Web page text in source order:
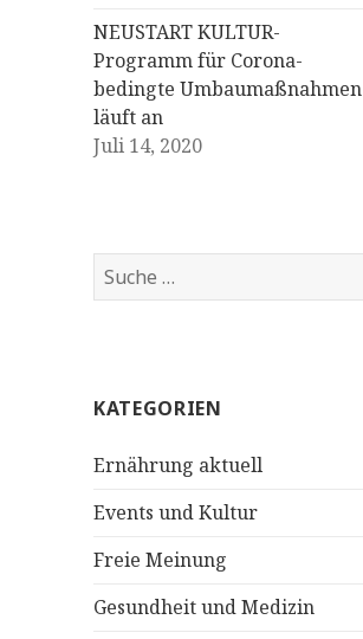
NEUSTART KULTUR-
Programm für Corona-
bedingte Umbaumaßnahmen
läuft an
Juli 14, 2020
S
u
n
c
:
KATEGORIEN
Ernährung aktuell
Events und Kultur
Freie Meinung
Gesundheit und Medizin